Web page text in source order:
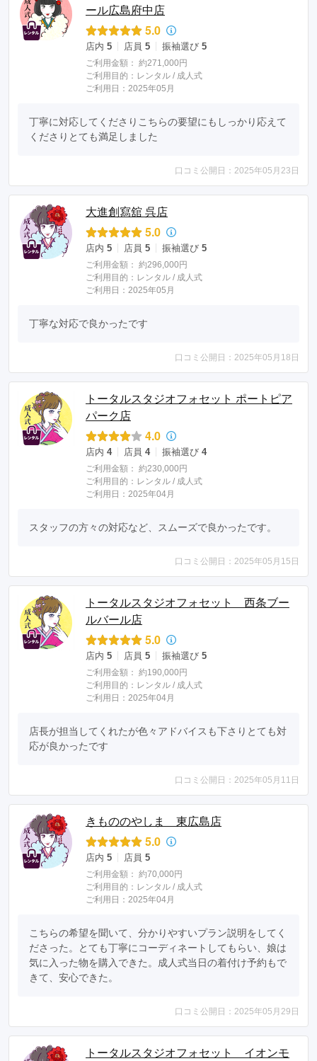
ール広島府中店
5.0
店内 5 店員 5 振袖選び 5
ご利用金額： 約271,000円
ご利用目的： レンタル / 成人式
ご利用日：2025年05月
丁寧に対応してくださりこちらの要望にもしっかり応えて
くださりとても満足しました
口コミ公開日：2025年05月23日
大進創寫舘 呉店
5.0
店内 5 店員 5 振袖選び 5
ご利用金額： 約296,000円
ご利用目的： レンタル / 成人式
ご利用日：2025年05月
丁寧な対応で良かったです
口コミ公開日：2025年05月18日
トータルスタジオフォセット ポートピア
パーク店
4.0
店内 4 店員 4 振袖選び 4
ご利用金額： 約230,000円
ご利用目的： レンタル / 成人式
ご利用日：2025年04月
スタッフの方々の対応など、スムーズで良かったです。
口コミ公開日：2025年05月15日
トータルスタジオフォセット 西条ブー
ルバール店
5.0
店内 5 店員 5 振袖選び 5
ご利用金額： 約190,000円
ご利用目的： レンタル / 成人式
ご利用日：2025年04月
店長が担当してくれたが色々アドバイスも下さりとても対
応が良かったです
口コミ公開日：2025年05月11日
きもののやしま 東広島店
5.0
店内 5 店員 5
ご利用金額： 約70,000円
ご利用目的： レンタル / 成人式
ご利用日：2025年04月
こちらの希望を聞いて、分かりやすいプラン説明をしてく
ださった。とても丁寧にコーディネートしてもらい、娘は
気に入った物を購入できた。成人式当日の着付け予約もで
きて、安心できた。
口コミ公開日：2025年05月29日
トータルスタジオフォセット イオンモ